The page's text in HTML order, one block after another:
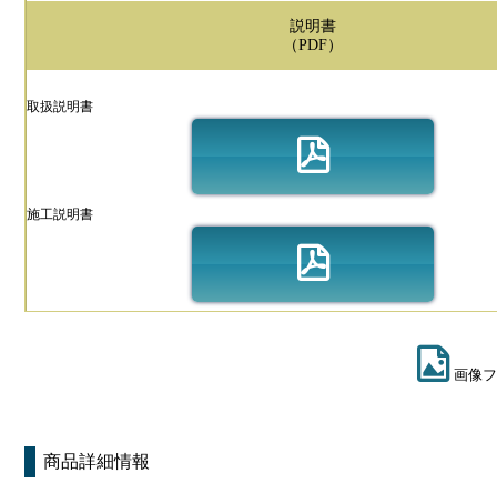
説明書
（PDF）
取扱説明書
施工説明書
画像
商品詳細情報